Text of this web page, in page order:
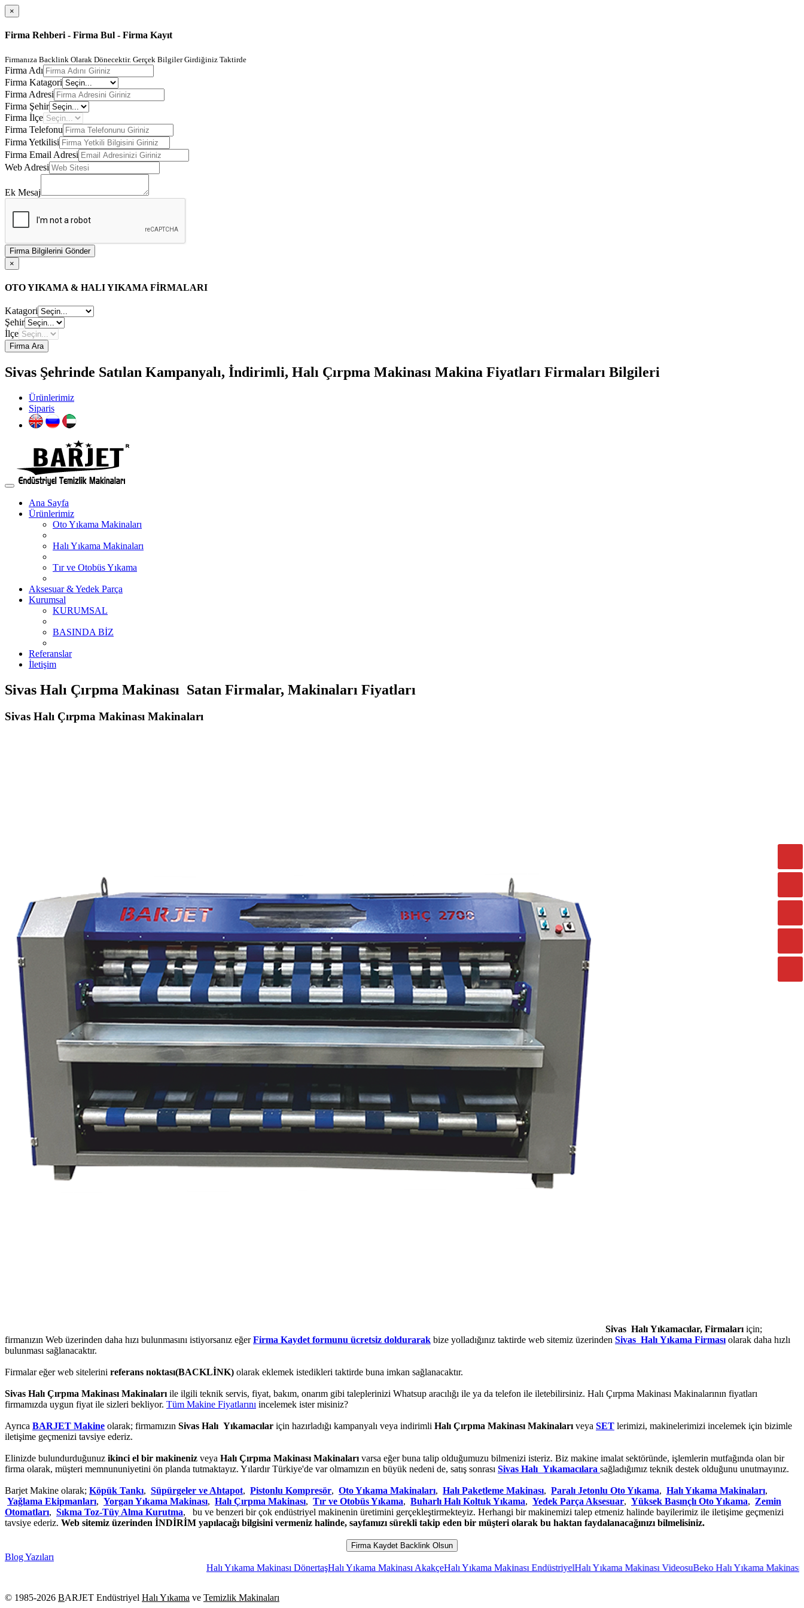
×
Firma Rehberi - Firma Bul - Firma Kayıt
Firmanıza Backlink Olarak Dönecektir. Gerçek Bilgiler Girdiğiniz Taktirde
Firma Adı
Firma Katagori
Firma Adresi
Firma Şehir
Firma İlçe
Firma Telefonu
Firma Yetkilisi
Firma Email Adresi
Web Adresi
Ek Mesaj
Firma Bilgilerini Gönder
×
OTO YIKAMA & HALI YIKAMA FİRMALARI
Katagori
Şehir
İlçe
Firma Ara
Sivas Şehrinde Satılan Kampanyalı, İndirimli, Halı Çırpma Makinası Makina Fiyatları Firmaları Bilgileri
Ürünlerimiz
Siparis
Ana Sayfa
Ürünlerimiz
Oto Yıkama Makinaları
Halı Yıkama Makinaları
Tır ve Otobüs Yıkama
Aksesuar & Yedek Parça
Kurumsal
KURUMSAL
BASINDA BİZ
Referanslar
İletişim
Sivas Halı Çırpma Makinası Satan Firmalar, Makinaları Fiyatları
Sivas Halı Çırpma Makinası Makinaları
Sivas Halı Yıkamacılar, Firmalarıiçin;
firmanızın Web üzerinden daha hızı bulunmasını istiyorsanız eğerFirma Kaydet formunu ücretsiz doldurarak bize yolladığınız taktirde web sitemiz üzerinden Sivas Halı Yıkama Firmasıolarak daha hızlı
bulunması sağlanacaktır.
Firmalar eğer web sitelerini referans noktası(BACKLİNK) olarak eklemek istedikleri taktirde buna imkan sağlanacaktır.
Sivas Halı Çırpma Makinası Makinalarıile ilgili teknik servis, fiyat, bakım, onarım gibi taleplerinizi Whatsup aracılığı ile ya da telefon ile iletebilirsiniz. Halı Çırpma Makinası Makinalarının fiyatları
firmamızda uygun fiyat ile sizleri bekliyor. Tüm Makine Fiyatlarını incelemek ister misiniz?
Ayrıca BARJET Makine olarak; firmamızın Sivas Halı Yıkamacılar için hazırladığı kampanyalı veya indirimli Halı Çırpma Makinası Makinalarıveya SET lerimizi, makinelerimizi incelemek için bizimle
iletişime geçmenizi tavsiye ederiz.
Elinizde bulundurduğunuz ikinci el bir makineniz veya Halı Çırpma Makinası Makinalarıvarsa eğer buna talip olduğumuzu bilmenizi isteriz. Biz makine imalat sektöründe, işlemlerin mutfağında olan bir
firma olarak, müşteri memnununiyetini ön planda tutmaktayız. Yılardır Türkiye'de var olmamızın en büyük nedeni de, satış sonrası Sivas Halı Yıkamacılara sağladığımız teknik destek olduğunu unutmayınız.
Barjet Makine olarak; Köpük Tankı, Süpürgeler ve Ahtapot, Pistonlu Kompresör, Oto Yıkama Makinaları, Halı Paketleme Makinası, Paralı Jetonlu Oto Yıkama, Halı Yıkama Makinaları,
Yağlama Ekipmanları, Yorgan Yıkama Makinası, Halı Çırpma Makinası, Tır ve Otobüs Yıkama, Buharlı Halı Koltuk Yıkama, Yedek Parça Aksesuar, Yüksek Basınçlı Oto Yıkama, Zemin
Otomatları, Sıkma Toz-Tüy Alma Kurutma, bu ve benzeri bir çok endüstriyel makinenin üretimini gerçekleştirmekteyiz. Herhangi bir makinemizi talep etmeniz halinde bayilerimiz ile iletişime geçmenizi
tavsiye ederiz. Web sitemiz üzerinden İNDİRİM yapılacağı bilgisini vermeniz halinde, sayfamızı sürekli takip eden bir müşteri olarak bu haktan faydalanacağınızı bilmelisiniz.
Firma Kaydet Backlink Olsun
Blog Yazıları
Halı Yıkama Makinası Dönertaş Halı Yıkama Makinası AkakçeHalı Yıkama Makinası EndüstriyelHalı Yıkama Makinası VideosuBeko Halı Yıkama MakinasıOto
© 1985-2026 BARJET Endüstriyel Halı Yıkama ve Temizlik Makinaları